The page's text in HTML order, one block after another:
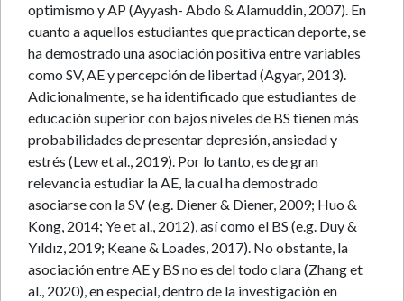
optimismo y AP (Ayyash- Abdo & Alamuddin, 2007). En
cuanto a aquellos estudiantes que practican deporte, se
ha demostrado una asociación positiva entre variables
como SV, AE y percepción de libertad (Agyar, 2013).
Adicionalmente, se ha identificado que estudiantes de
educación superior con bajos niveles de BS tienen más
probabilidades de presentar depresión, ansiedad y
estrés (Lew et al., 2019). Por lo tanto, es de gran
relevancia estudiar la AE, la cual ha demostrado
asociarse con la SV (e.g. Diener & Diener, 2009; Huo &
Kong, 2014; Ye et al., 2012), así como el BS (e.g. Duy &
Yıldız, 2019; Keane & Loades, 2017). No obstante, la
asociación entre AE y BS no es del todo clara (Zhang et
al., 2020), en especial, dentro de la investigación en